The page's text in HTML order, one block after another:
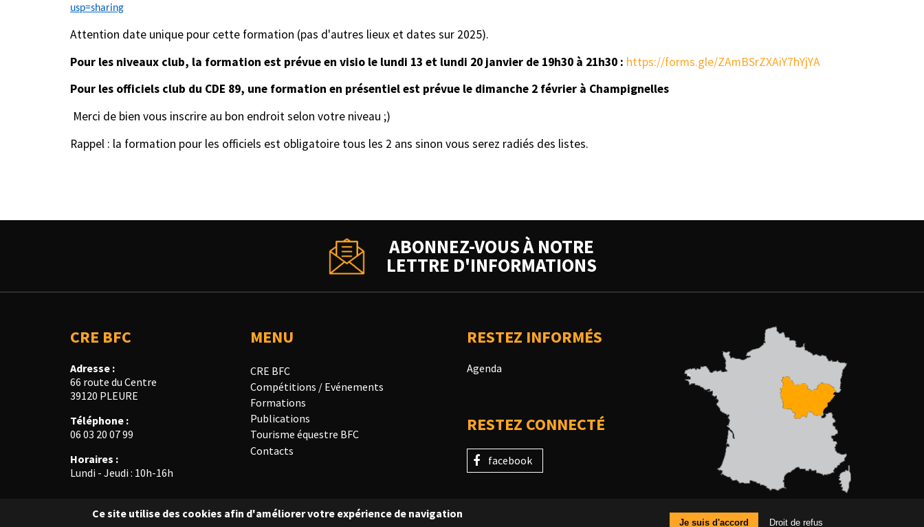
usp=sharing
Attention date unique pour cette formation (pas d'autres lieux et dates sur 2025).
Pour les niveaux club, la formation est prévue en visio le lundi 13 et lundi 20 janvier de 19h30 à 21h30 : https://forms.gle/ZAmBSrZXAiY7hYjYA
Pour les officiels club du CDE 89, une formation en présentiel est prévue le dimanche 2 février à Champignelles
Merci de bien vous inscrire au bon endroit selon votre niveau ;)
Rappel : la formation pour les officiels est obligatoire tous les 2 ans sinon vous serez radiés des listes.
ABONNEZ-VOUS À NOTRE
LETTRE D'INFORMATIONS
CRE BFC
Adresse :
66 route du Centre
39120 PLEURE
Téléphone :
06 03 20 07 99
Horaires :
Lundi - Jeudi : 10h-16h
MENU
CRE BFC
Compétitions / Evénements
Formations
Publications
Tourisme équestre BFC
Contacts
RESTEZ INFORMÉS
Agenda
RESTEZ CONNECTÉ
facebook
© Copyright 2018 CRE BFC - Tous droits réservés MENTIONS LÉGALES
Ce site utilise des cookies afin d'améliorer votre expérience de navigation
Je suis d'accord Droit de refus